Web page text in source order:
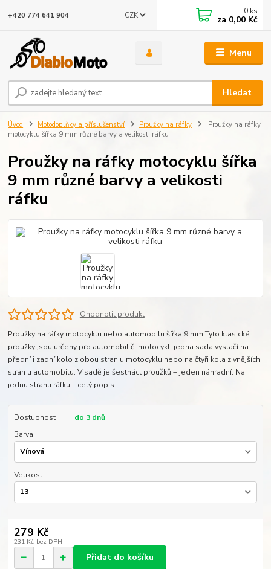
Menu
CZK
Hledat
+420 774 641 904 0 ks
za 0,00 Kč
Úvod Motodoplňky a příslušenství Proužky na ráfky
Proužky na ráfky
motocyklu šířka 9 mm různé barvy a velikosti ráfku
Proužky na ráfky motocyklu šířka
9 mm různé barvy a velikosti
ráfku
Ohodnotit produkt
Proužky na ráfky motocyklu nebo automobilu šířka 9 mm Tyto klasické
proužky jsou určeny pro automobil či motocykl, jedna sada vystačí na
přední i zadní kolo z obou stran u motocyklu nebo na čtyři kola z vnějších
stran u automobilu. V sadě je šestnáct proužků + jeden náhradní. Na
jednu stranu ráfku... celý popis
Dostupnost
do 3 dnů
Barva
Velikost
279 Kč
231 Kč bez DPH
Přidat do košíku